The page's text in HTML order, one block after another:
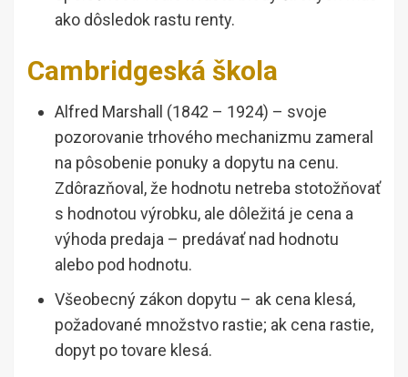
ako dôsledok rastu renty.
Cambridgeská škola
Alfred Marshall (1842 – 1924) – svoje
pozorovanie trhového mechanizmu zameral
na pôsobenie ponuky a dopytu na cenu.
Zdôrazňoval, že hodnotu netreba stotožňovať
s hodnotou výrobku, ale dôležitá je cena a
výhoda predaja – predávať nad hodnotu
alebo pod hodnotu.
Všeobecný zákon dopytu – ak cena klesá,
požadované množstvo rastie; ak cena rastie,
dopyt po tovare klesá.